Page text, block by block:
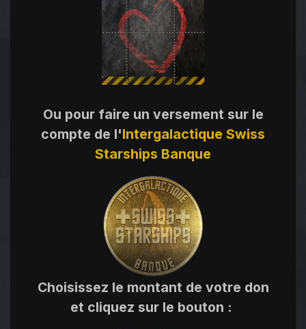
Ou pour faire un versement sur le
compte de l'Intergalactique Swiss
Starships Banque
Choisissez le montant de votre don
et cliquez sur le bouton :